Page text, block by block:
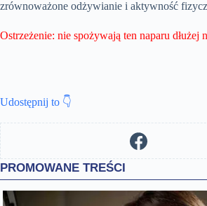
zrównoważone odżywianie i aktywność
Ostrzeżenie: nie spożywają ten naparu dłużej
Udostępnij to 👇